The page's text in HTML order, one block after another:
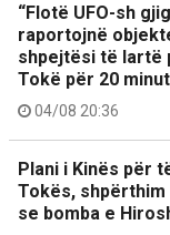
“Flotë UFO-sh
raportojnë
shpejtësi të lartë
Tokë për 20
04/08 20:36
Plani i Kinës për
Tokës,
se bomba e